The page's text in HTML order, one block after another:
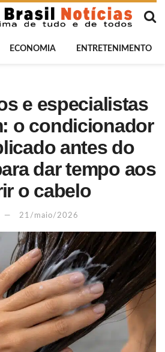
ECONOMIA ENTRETENIMENTO
e especialistas
o condicionador
antes do
dar tempo aos
o cabelo
21/maio/2026